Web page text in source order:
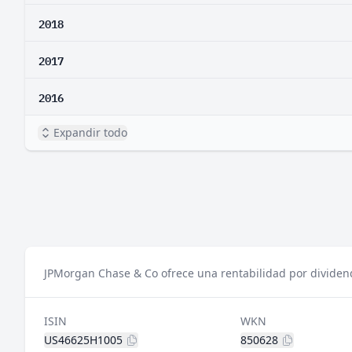
2018
2017
2016
Expandir todo
JPMorgan Chase & Co ofrece una rentabilidad por
ISIN
US46625H1005
WKN
850628